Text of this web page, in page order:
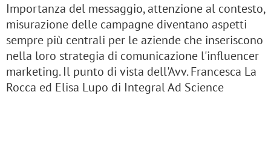
Importanza del messaggio, attenzione al contesto,
misurazione delle campagne diventano aspetti
sempre più centrali per le aziende che inseriscono
nella loro strategia di comunicazione l'influencer
marketing. Il punto di vista dell'Avv. Francesca La
Rocca ed Elisa Lupo di Integral Ad Science